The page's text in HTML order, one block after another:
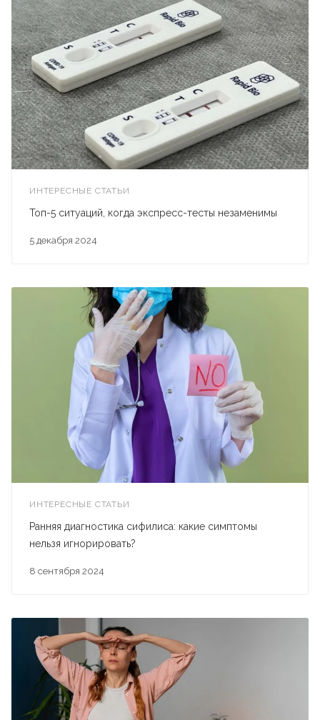
ИНТЕРЕСНЫЕ СТАТЬИ
5 декабря 2024
Топ-5 ситуаций, когда экспресс-тесты незаменимы
ИНТЕРЕСНЫЕ СТАТЬИ
8 сентября 2024
Ранняя диагностика сифилиса: какие симптомы
нельзя игнорировать?